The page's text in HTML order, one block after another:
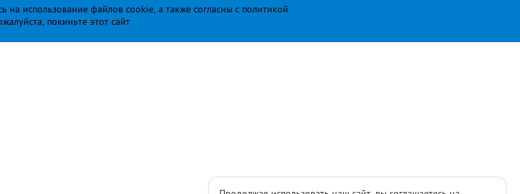
на использование файлов cookie, а также согласны с политикой
покиньте этот сайт